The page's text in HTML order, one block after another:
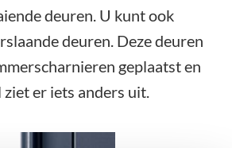
deuren. U kunt ook
deuren. Deze deuren
geplaatst en
er iets anders uit.